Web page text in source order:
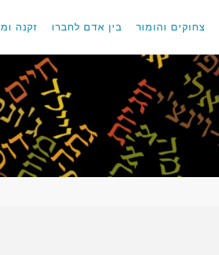
צחוקים והומור בין אדם לחברו זקנה